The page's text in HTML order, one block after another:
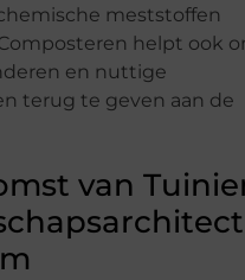
meststoffen
helpt ook
en nuttige
terug te geven aan de
van